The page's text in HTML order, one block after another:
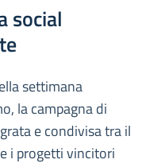
social
settimana
la campagna di
e condivisa tra il
i progetti vincitori